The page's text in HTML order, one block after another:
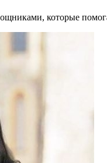
которые